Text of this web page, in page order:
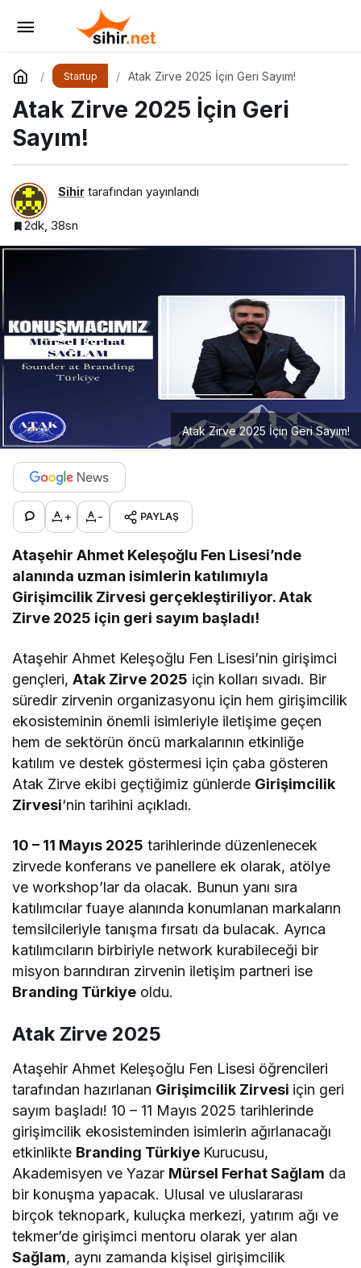
Startup Atak Zirve 2025 İçin Geri Sayım!
Atak Zirve 2025 İçin Geri
Sayım!
Sihir tarafından yayınlandı
2dk, 38sn
Atak Zirve 2025 İçin Geri Sayım!
+ - PAYLAŞ
Ataşehir Ahmet Keleşoğlu Fen Lisesi’nde
alanında uzman isimlerin katılımıyla
Girişimcilik Zirvesi gerçekleştiriliyor. Atak
Zirve 2025 için geri sayım başladı!
Ataşehir Ahmet Keleşoğlu Fen Lisesi’nin girişimci
gençleri,Atak Zirve 2025 için kolları sıvadı. Bir
süredir zirvenin organizasyonu için hem girişimcilik
ekosisteminin önemli isimleriyle iletişime geçen
hem de sektörün öncü markalarının etkinliğe
katılım ve destek göstermesi için çaba gösteren
Atak Zirve ekibi geçtiğimiz günlerde Girişimcilik
Zirvesi‘nin tarihini açıkladı.
10 – 11 Mayıs 2025 tarihlerinde düzenlenecek
zirvede konferans ve panellere ek olarak, atölye
ve workshop’lar da olacak. Bunun yanı sıra
katılımcılar fuaye alanında konumlanan markaların
temsilcileriyle tanışma fırsatı da bulacak. Ayrıca
katılımcıların birbiriyle network kurabileceği bir
misyon barındıran zirvenin iletişim partneri ise
Branding Türkiye oldu.
Atak Zirve 2025
Ataşehir Ahmet Keleşoğlu Fen Lisesi öğrencileri
tarafından hazırlanan Girişimcilik Zirvesi için geri
sayım başladı! 10 – 11 Mayıs 2025 tarihlerinde
girişimcilik ekosisteminden isimlerin ağırlanacağı
etkinlikte Branding Türkiye Kurucusu,
Akademisyen ve Yazar Mürsel Ferhat Sağlam da
bir konuşma yapacak. Ulusal ve uluslararası
birçok teknopark, kuluçka merkezi, yatırım ağı ve
tekmer’de girişimci mentoru olarak yer alan
Sağlam, aynı zamanda kişisel girişimcilik
Etkili Network Marketing İçin Sosyal Medya
Etkinliği İçin Geri Sayım!
Yorum Yap